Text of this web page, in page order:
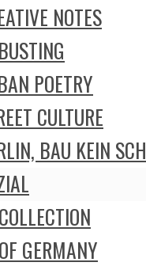
NOTES
POETRY
CULTURE
BAU KEIN
GERMANY